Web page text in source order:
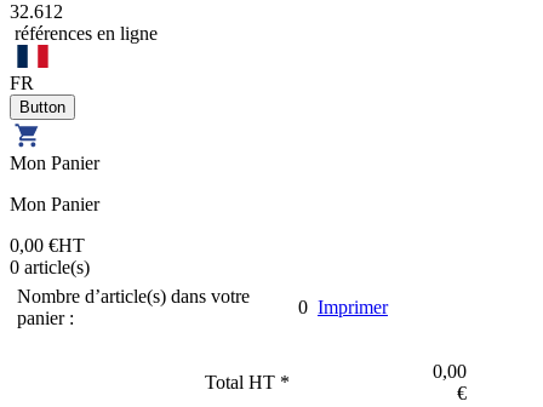
32.612
références en ligne
FR
Mon Panier
Mon Panier
0,00 €HT
0 article(s)
Nombre d’article(s) dans votre
panier :
0 Imprimer
Total HT *
0,00
€